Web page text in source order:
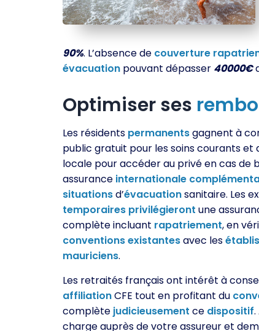
90%. L’absence de couverture
évacuation pouvant dépasser 40000€
Optimiser ses
Les résidents permanentsgagnent à
public gratuit pour les soins courants et
locale pour accéder au privé en cas de
assurance internationale
situationsd’évacuationsanitaire. Les
temporaires privilégieront une
complète incluant rapatriement, en
conventionsexistantesavec les
mauriciens.
Les retraités français ont intérêt à
affiliationCFE tout en profitant du
complète judicieusement ce dispositif
charge auprès de votre assureur et